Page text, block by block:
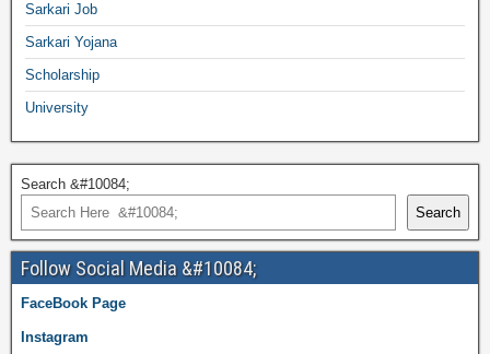
Sarkari Job
Sarkari Yojana
Scholarship
University
Search &#10084;
Search
Follow Social Media &#10084;
FaceBook Page
Instagram